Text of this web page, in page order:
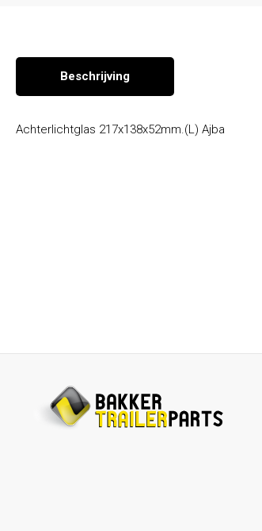
Beschrijving
Achterlichtglas 217x138x52mm.(L) Ajba